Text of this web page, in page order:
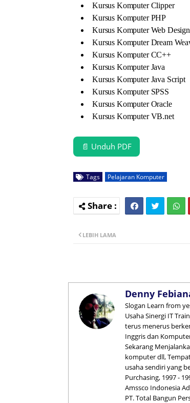
Kursus Komputer Clipper
Kursus Komputer PHP
Kursus Komputer Web Design
Kursus Komputer Dream
Kursus Komputer CC++
Kursus Komputer Java
Kursus Komputer Java Script
Kursus Komputer SPSS
Kursus Komputer Oracle
Kursus Komputer VB.net
📄 Unduh PDF
Tags Pelajaran Komputer
LEBIH LAMA
Denny
Slogan Learn from
Usaha Sinergi IT
terus menerus
Inggris dan
Sekarang
komputer dll,
usaha sendiri yang
Purchasing, 1997 -
Amssco Indonesia
PT. Total Bangun